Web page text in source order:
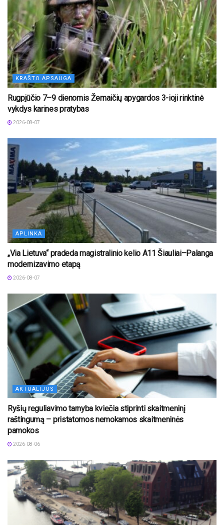
KRAŠTO APSAUGA
Rugpjūčio 7–9 dienomis Žemaičių apygardos 3-ioji rinktinė
vykdys karines pratybas
2026-08-07
APLINKA
„Via Lietuva“ pradeda magistralinio kelio A11 Šiauliai–Palanga
modernizavimo etapą
2026-08-07
AKTUALIJOS
Ryšių reguliavimo tarnyba kviečia stiprinti skaitmeninį
raštingumą – pristatomos nemokamos skaitmeninės
pamokos
2026-08-06